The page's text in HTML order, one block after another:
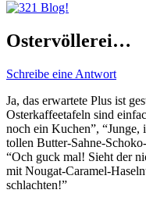
Ostervöllerei…
Schreibe eine Antwort
Ja, das erwartete Plus ist
Osterkaffeetafeln sind
noch ein Kuchen”, “Junge,
tollen Butter-Sahne-
“Och guck mal! Sieht der
mit Nougat-Caramel-
schlachten!”